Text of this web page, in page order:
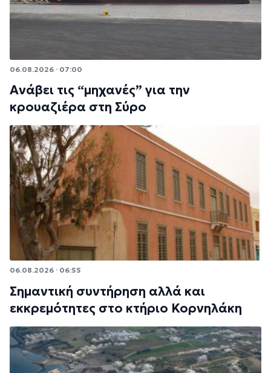
06.08.2026 · 07:00
Ανάβει τις “μηχανές” για την
κρουαζιέρα στη Σύρο
06.08.2026 · 06:55
Σημαντική συντήρηση αλλά και
εκκρεμότητες στο κτήριο Κορνηλάκη